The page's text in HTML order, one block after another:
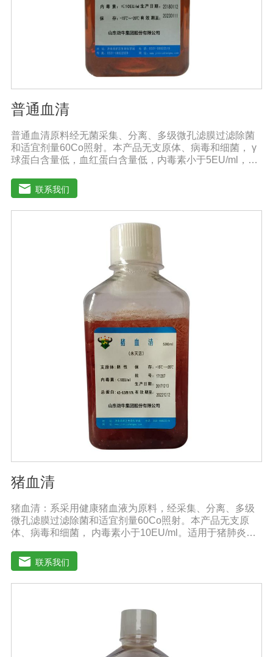
普通血清
普通血清原料经无菌采集、分离、多级微孔滤膜过滤除菌
和适宜剂量60Co照射。本产品无支原体、病毒和细菌， γ
球蛋白含量低，血红蛋白含量低，内毒素小于5EU/ml，具
扩增及单克隆抗体的制备和疫苗的研制及生产。质量标
准：符合《中华人民共和国兽药典》2020版质量标准。规
格：500ml/瓶保存：-15℃―-20℃有效期：5年注意事
项：解冻：采用逐步解冻法（ -20℃→2-8℃→ 室温），可
减少沉淀的产生使血清质量不会受到影响。
联系我们
猪血清
猪血清：系采用健康猪血液为原料，经采集、分离、多级
微孔滤膜过滤除菌和适宜剂量60Co照射。本产品无支原
体、病毒和细菌， 内毒素小于10EU/ml。适用于猪肺炎支
和国兽药典》2020版质量标准。规格：500ml/瓶保
存：-15℃―-20℃有效期：5年注意事项：解冻：采用逐
步解冻法（ -20℃→2-8℃→ 室温），可减少沉淀的产生使
联系我们